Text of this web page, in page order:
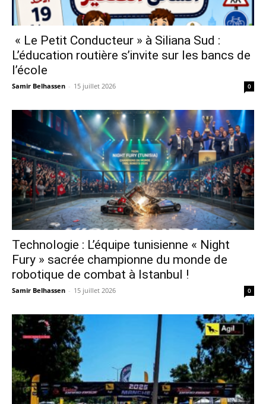
« Le Petit Conducteur » à Siliana Sud :
L’éducation routière s’invite sur les bancs de
l’école
Samir Belhassen - 15 juillet 2026 0
Technologie : L’équipe tunisienne « Night
Fury » sacrée championne du monde de
robotique de combat à Istanbul !
Samir Belhassen - 15 juillet 2026 0